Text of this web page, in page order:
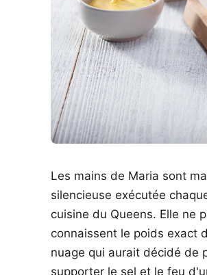
Les mains de Maria sont
silencieuse exécutée
cuisine du Queens. Elle ne
connaissent le poids exact
nuage qui aurait décidé de
supporter le sel et le feu